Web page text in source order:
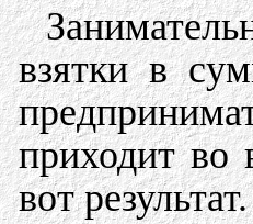
взятки в
приходит во
вот результат.